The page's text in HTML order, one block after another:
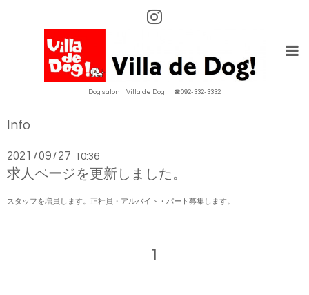
Dog salon Villa de Dog! ☎092-332-3332
Info
2021 /09 / 27 10:36
求人ページを更新しました。
スタッフを増員します。正社員・アルバイト・パート募集します。
1